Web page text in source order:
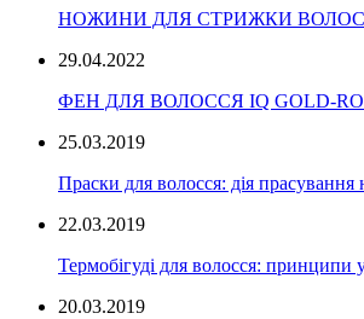
НОЖИНИ ДЛЯ СТРИЖКИ
29.04.2022
ФЕН ДЛЯ ВОЛОССЯ IQ GOLD-
25.03.2019
Праски для волосся: дія прасування
22.03.2019
Термобігуді для волосся: принципи
20.03.2019